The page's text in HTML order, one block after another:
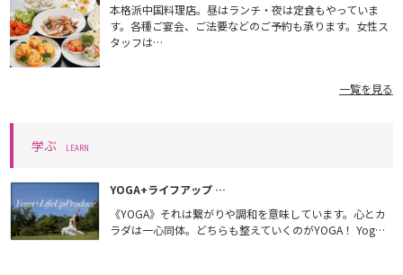
本格派中国料理店。昼はランチ・夜は定食もやっていま
す。各種ご宴会、ご法要などのご予約も承ります。女性ス
タッフは…
一覧を見る
学ぶ LEARN
YOGA+ライフアップ …
《YOGA》それは繋がりや調和を意味しています。心とカ
ラダは一心同体。どちらも整えていくのがYOGA！ Yog…